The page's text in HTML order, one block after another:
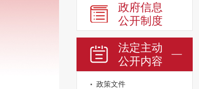
政府信息
公开制度
法定主动
公开内容
政策文件